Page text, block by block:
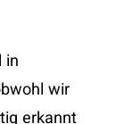
in
wir